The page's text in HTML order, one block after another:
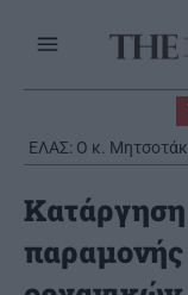
ΕΛΑΣ: Ο κ.
Κατάργηση